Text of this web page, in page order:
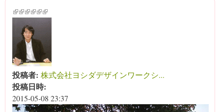
(link is external)
(link is external)
(link is external)
(link is external)
(link is external)
(link is external)
投稿者: 株式会社ヨシダデザインワークシ...
投稿日時:
2015-05-08 23:37